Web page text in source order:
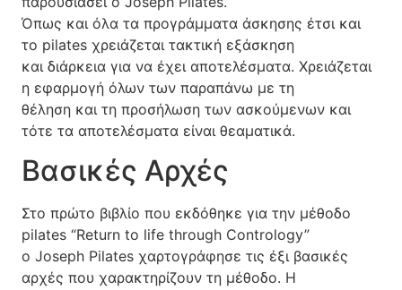
Όπως και όλα τα προγράμματα άσκησης έτσι και
το pilates χρειάζεται τακτική εξάσκηση
και διάρκεια για να έχει αποτελέσματα. Χρειάζεται
η εφαρμογή όλων των παραπάνω με τη
θέληση και τη προσήλωση των ασκούμενων και
τότε τα αποτελέσματα είναι θεαματικά.
Βασικές Αρχές
Στο πρώτο βιβλίο που εκδόθηκε για την μέθοδο
pilates “Return to life through Contrology”
o Joseph Pilates χαρτογράφησε τις έξι βασικές
αρχές που χαρακτηρίζουν τη μέθοδο. Η